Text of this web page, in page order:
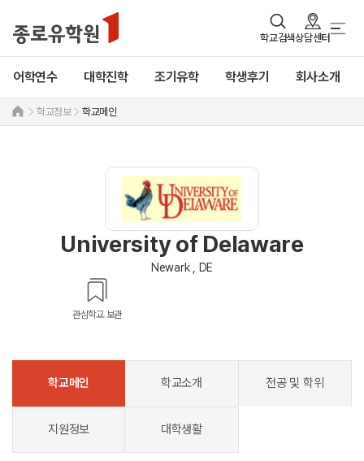
학교검색상담센터
어학연수 대학진학 조기유학 학생후기 회사소개
학교정보 학교메인
University of Delaware
Newark , DE
관심학교 보관
학교메인 학교소개 전공 및 학위
지원정보 대학생활